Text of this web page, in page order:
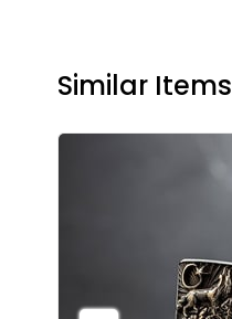
Similar Items